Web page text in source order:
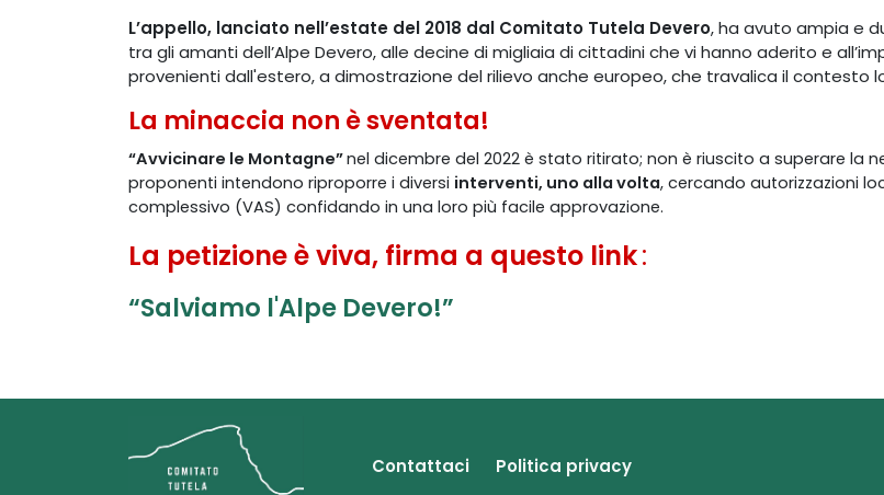
L’appello, lanciato nell’estate del 2018 dal Comitato Tutela Devero, ha avuto ampia e
tra gli amanti dell’Alpe Devero, alle decine di migliaia di cittadini che vi hanno aderito e
provenienti dall'estero, a dimostrazione del rilievo anche europeo, che travalica il contesto
La minaccia non è sventata!
“Avvicinare le Montagne”nel dicembre del 2022 è stato ritirato; non è riuscito a superare la
proponenti intendono riproporre i diversi interventi, uno alla volta, cercando autorizzazioni
complessivo (VAS) confidando in una loro più facile approvazione.
La petizione è viva, firma a questo link:
“Salviamo l'Alpe Devero!”
Contattaci Politica privacy